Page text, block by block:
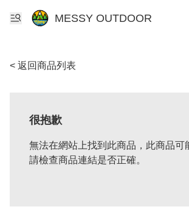
MESSY OUTDOOR
< 返回商品列表
很抱歉
無法在網站上找到此商品，此商品可
請檢查商品連結是否正確。